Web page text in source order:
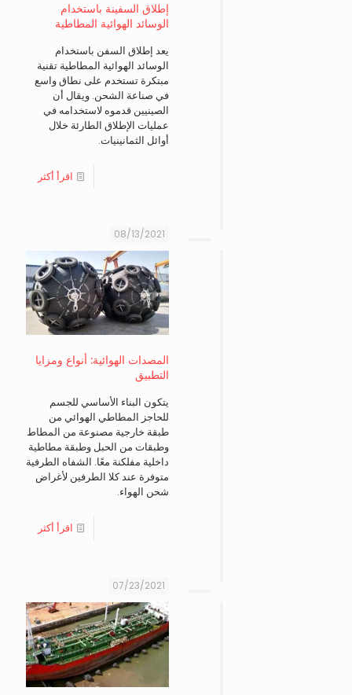
إطلاق السفينة باستخدام
الوسائد الهوائية المطاطية
يعد إطلاق السفن باستخدام
الوسائد الهوائية المطاطية تقنية
مبتكرة تستخدم على نطاق واسع
في صناعة الشحن. ويقال أن
الصينيين قدموه لاستخدامه في
عمليات الإطلاق الطارئة خلال
أوائل الثمانينيات.
اقرأ أكثر
08/13/2021
المصدات الهوائية: أنواع ومزايا
التطبيق
يتكون البناء الأساسي للجسم
للحاجز المطاطي الهوائي من
طبقة خارجية مصنوعة من المطاط
وطبقات من الحبل وطبقة مطاطية
داخلية مفلكنة معًا. الشفاه الطرفية
متوفرة عند كلا الطرفين لأغراض
شحن الهواء.
اقرأ أكثر
07/23/2021